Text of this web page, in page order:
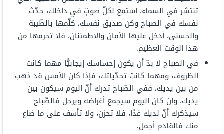
تنتشر في السماء، استمع لكلّ صوتٍ في داخلك، حدّث
نفسك في الصباح وكن صديق نفسك، كلّمها بالطّيبة
والحسنى، أدخل عليها الأمان والاطمئنان، فلا تحرمها من
هذا الوقت العظيم.
في الصباح لا بدّ أن يكون إحساسك إيجابيًّا مهما كانت
الظروف، ومهما كانت تحدّياتك، فإذا كان الأمس قد ذهب
من بين يديك، ففي الصّباح تدرك أنّ اليوم سيكون بين
يديك، وإن كان اليوم سيجمع أغراضه ويرحل فالصّباح
سيذكرك أنّ لديك غدًا، فلا تحزن، ولا تأسف على ما ضاع
منك فالقادم أجمل.